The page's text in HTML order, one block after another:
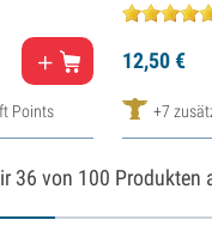
Points
12,50€
+7
36 von 100 Produkten